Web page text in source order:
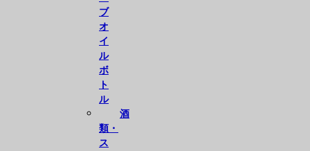
ブ
オ
イ
ル
ボ
ト
ル
酒
類・
ス